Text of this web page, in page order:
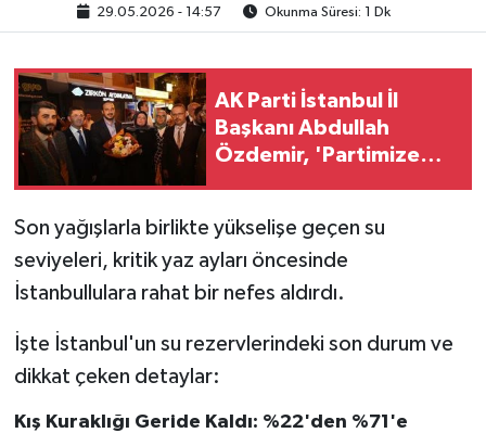
29.05.2026 - 14:57 Okunma Süresi: 1 Dk
AK Parti İstanbul İl
Başkanı Abdullah
Özdemir, 'Partimize
Türkiye'nin
büyümesidir'
Son yağışlarla birlikte yükselişe geçen su
seviyeleri, kritik yaz ayları öncesinde
İstanbullulara rahat bir nefes aldırdı.
İşte İstanbul'un su rezervlerindeki son durum ve
dikkat çeken detaylar:
Kış Kuraklığı Geride Kaldı: %22'den %71'e